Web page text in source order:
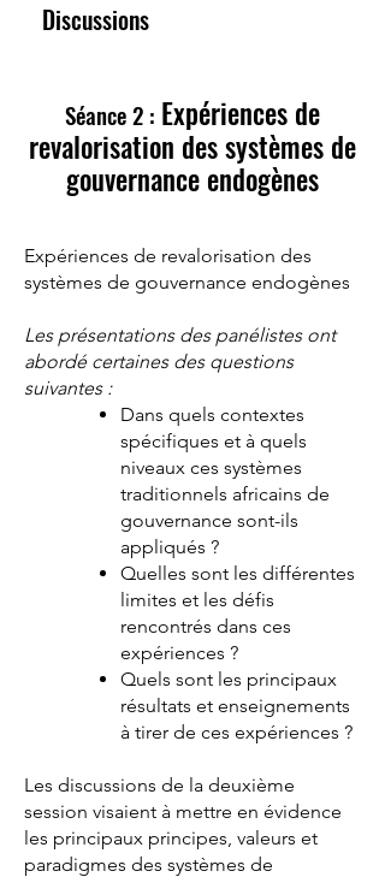
Discussions
Séance 2 : Expériences de
revalorisation des systèmes de
gouvernance endogènes
Expériences de revalorisation des
systèmes de gouvernance endogènes
Les présentations des panélistes ont
abordé certaines des questions
suivantes :
Dans quels contextes
spécifiques et à quels
niveaux ces systèmes
traditionnels africains de
gouvernance sont-ils
appliqués ?
Quelles sont les différentes
limites et les défis
rencontrés dans ces
expériences ?
Quels sont les principaux
résultats et enseignements
à tirer de ces expériences ?
Les discussions de la deuxième
session visaient à mettre en évidence
les principaux principes, valeurs et
paradigmes des systèmes de